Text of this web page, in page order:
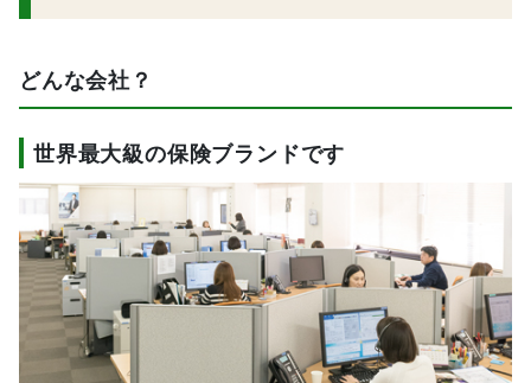
どんな会社？
世界最大級の保険ブランドです